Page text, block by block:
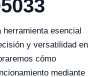
herramienta esencial
y versatilidad en
cómo
mediante